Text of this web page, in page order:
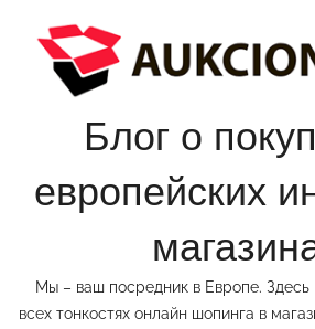
содержимому
Блог о
европейских
Мы – ваш посредник в Европе.
всех тонкостях онлайн шопинга в